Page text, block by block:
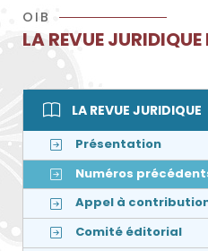
OIB
LA REVUE
LA REVUE JURIDIQUE
Présentation
Numéros
Appel à
Comité éditorial